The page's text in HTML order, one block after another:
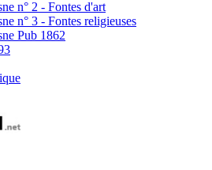
n° 2 - Fontes d'art
n° 3 - Fontes religieuses
Pub 1862